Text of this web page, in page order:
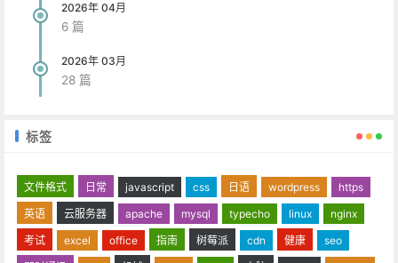
2026年 04月
6 篇
2026年 03月
28 篇
标签
文件格式 日常 javascript css 日语 wordpress
https
英语
云服务器 apache mysql typecho linux
nginx
考试
excel office 指南 树莓派 cdn 健康
seo